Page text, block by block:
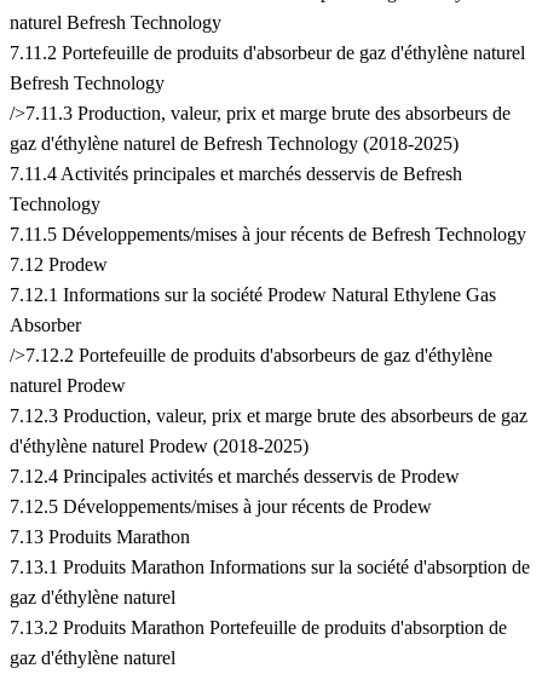
naturel Befresh Technology
7.11.2 Portefeuille de produits d'absorbeur de gaz d'éthylène naturel
Befresh Technology
/>7.11.3 Production, valeur, prix et marge brute des absorbeurs de
gaz d'éthylène naturel de Befresh Technology (2018-2025)
7.11.4 Activités principales et marchés desservis de Befresh
Technology
7.11.5 Développements/mises à jour récents de Befresh Technology
7.12 Prodew
7.12.1 Informations sur la société Prodew Natural Ethylene Gas
Absorber
/>7.12.2 Portefeuille de produits d'absorbeurs de gaz d'éthylène
naturel Prodew
7.12.3 Production, valeur, prix et marge brute des absorbeurs de gaz
d'éthylène naturel Prodew (2018-2025)
7.12.4 Principales activités et marchés desservis de Prodew
7.12.5 Développements/mises à jour récents de Prodew
7.13 Produits Marathon
7.13.1 Produits Marathon Informations sur la société d'absorption de
gaz d'éthylène naturel
7.13.2 Produits Marathon Portefeuille de produits d'absorption de
gaz d'éthylène naturel